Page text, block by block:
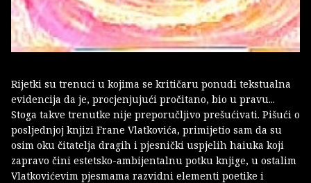
Rijetki su trenuci u kojima se kritičaru ponudi tekstualna
evidencija da je, procjenjujući pročitano, bio u pravu...
Stoga takve trenutke nije preporučljivo prešućivati. Pišući o
posljednjoj knjizi Frane Vlatkovića, primijetio sam da su
osim oku čitatelja dragih i pjesnički uspjelih haiuka koji
zapravo čini estetsko-ambijentalnu potku knjige, u ostalim
Vlatkovićevim pjesmama razvidni elementi poetike i